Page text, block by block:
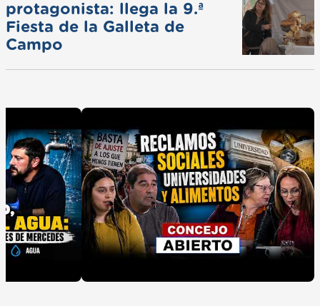
protagonista: llega la 9.ª
Fiesta de la Galleta de
Campo